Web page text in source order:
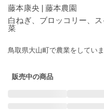
藤本康央 | 藤本農園
白ねぎ、ブロッコリー、
菜
鳥取県大山町で農業をしていま
販売中の商品